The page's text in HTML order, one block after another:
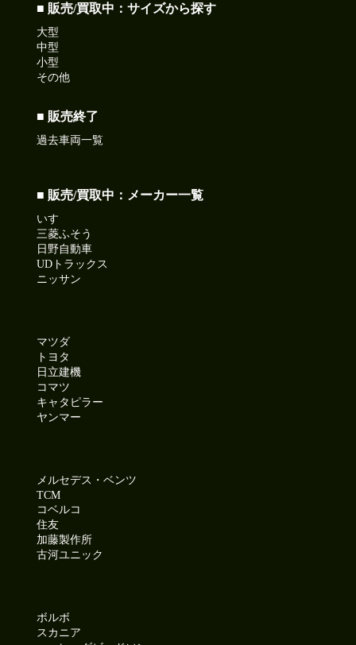
■ 販売/買取中：サイズから探す
大型
中型
小型
その他
■ 販売終了
過去車両一覧
■ 販売/買取中：メーカー一覧
いすゞ
三菱ふそう
日野自動車
UDトラックス
ニッサン
マツダ
トヨタ
日立建機
コマツ
キャタピラー
ヤンマー
メルセデス・ベンツ
TCM
コベルコ
住友
加藤製作所
古河ユニック
ボルボ
スカニア